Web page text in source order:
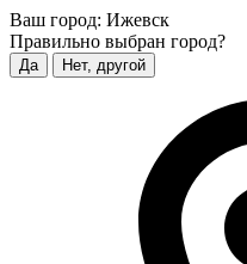
Ваш город: Ижевск
Правильно выбран город?
Да Нет, другой